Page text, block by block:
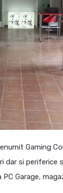
Gaming
si periferice
Garage,